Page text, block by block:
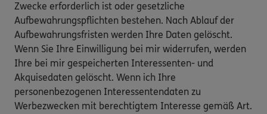
Zwecke erforderlich ist oder gesetzliche
Aufbewahrungspflichten bestehen. Nach Ablauf der
Aufbewahrungsfristen werden Ihre Daten gelöscht.
Wenn Sie Ihre Einwilligung bei mir widerrufen, werden
Ihre bei mir gespeicherten Interessenten- und
Akquisedaten gelöscht. Wenn ich Ihre
personenbezogenen Interessentendaten zu
Werbezwecken mit berechtigtem Interesse gemäß Art.